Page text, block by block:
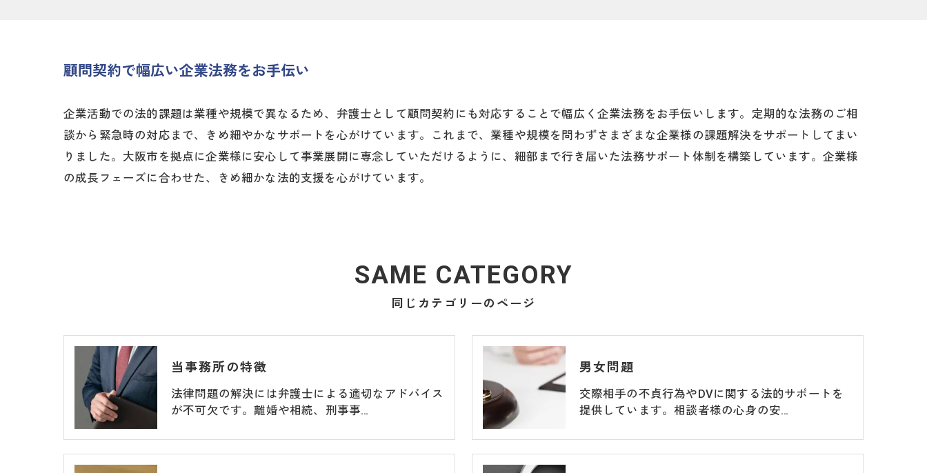
顧問契約で幅広い企業法務をお手伝い
企業活動での法的課題は業種や規模で異なるため、弁護士として顧問契約にも対応することで幅広く企業法務をお手伝いします。定期的な法務のご相
談から緊急時の対応まで、きめ細やかなサポートを心がけています。これまで、業種や規模を問わずさまざまな企業様の課題解決をサポートしてまい
りました。大阪市を拠点に企業様に安心して事業展開に専念していただけるように、細部まで行き届いた法務サポート体制を構築しています。企業様
の成長フェーズに合わせた、きめ細かな法的支援を心がけています。
同じカテゴリーのページ
SAME CATEGORY
当事務所の特徴
法律問題の解決には弁護士による適切なアドバイス
が不可欠です。離婚や相続、刑事事…
男女問題
交際相手の不貞行為やDVに関する法的サポートを
提供しています。相談者様の心身の安…